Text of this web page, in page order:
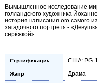
Bымышленное исследование
голландского художника
история написания его самого
загадочного портрета -
серёжкой»...
Сертификация США: PG-
Жанр Драма